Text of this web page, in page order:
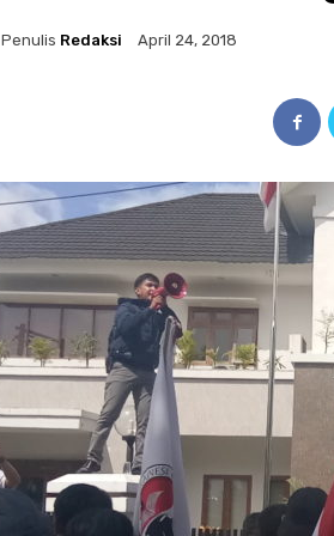
Penulis Redaksi April 24, 2018